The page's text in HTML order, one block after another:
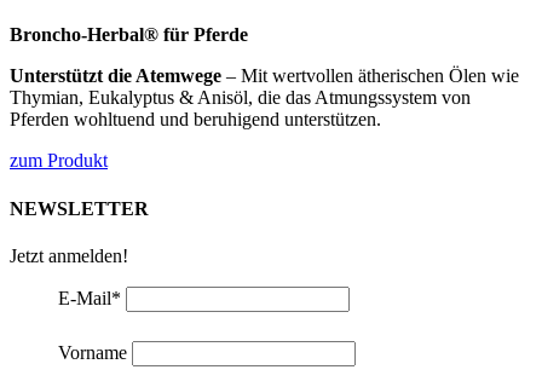
Broncho-Herbal® für Pferde
Unterstützt die Atemwege – Mit wertvollen ätherischen Ölen wie
Thymian, Eukalyptus & Anisöl, die das Atmungssystem von
Pferden wohltuend und beruhigend unterstützen.
zum Produkt
NEWSLETTER
Jetzt anmelden!
E-Mail*
Vorname